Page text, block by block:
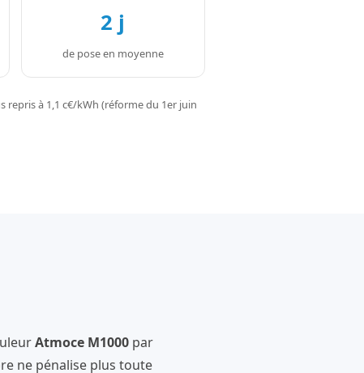
2 j
de pose en moyenne
à 1,1 c€/kWh (réforme du 1er juin
Atmoce M1000 par
ne pénalise plus toute